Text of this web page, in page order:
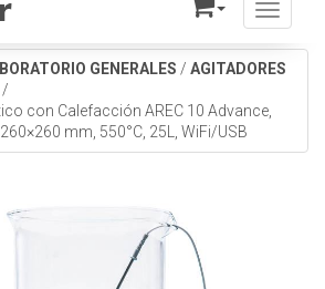
Toggle
GENERALES / AGITADORES
/
con Calefacción AREC 10 Advance,
mm, 550°C, 25L, WiFi/USB